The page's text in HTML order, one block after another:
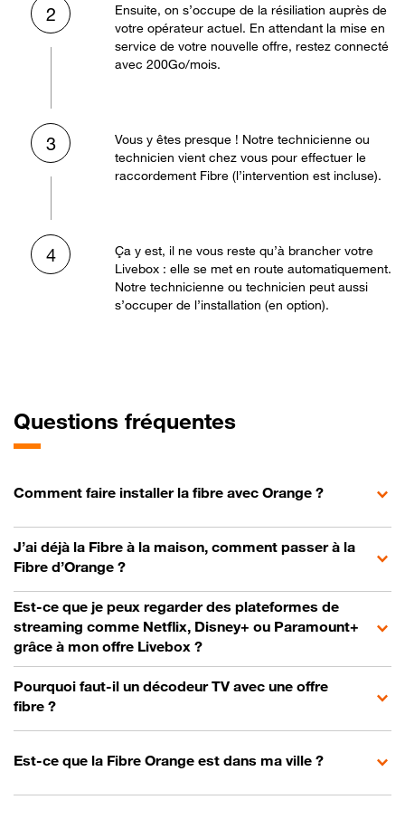
2
Ensuite, on s’occupe de la résiliation auprès de
votre opérateur actuel. En attendant la mise en
service de votre nouvelle offre, restez connecté
avec 200Go/mois.
3
Vous y êtes presque ! Notre technicienne ou
technicien vient chez vous pour effectuer le
raccordement Fibre (l’intervention est incluse).
4
Ça y est, il ne vous reste qu’à brancher votre
Livebox : elle se met en route automatiquement.
Notre technicienne ou technicien peut aussi
s’occuper de l’installation (en option).
Questions fréquentes
Comment faire installer la fibre avec Orange ?
J’ai déjà la Fibre à la maison, comment passer à la
Fibre d’Orange ?
Est-ce que je peux regarder des plateformes de
streaming comme Netflix, Disney+ ou Paramount+
grâce à mon offre Livebox ?
Pourquoi faut-il un décodeur TV avec une offre
fibre ?
Est-ce que la Fibre Orange est dans ma ville ?